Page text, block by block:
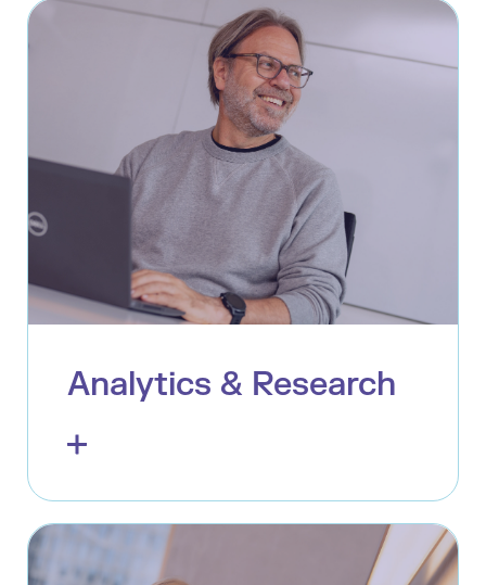
Analytics & Research